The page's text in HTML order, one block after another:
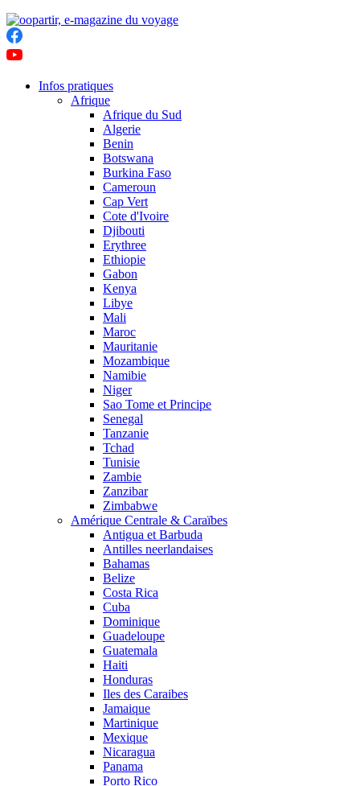
Infos pratiques
Afrique
Afrique du Sud
Algerie
Benin
Botswana
Burkina Faso
Cameroun
Cap Vert
Cote d'Ivoire
Djibouti
Erythree
Ethiopie
Gabon
Kenya
Libye
Mali
Maroc
Mauritanie
Mozambique
Namibie
Niger
Sao Tome et Principe
Senegal
Tanzanie
Tchad
Tunisie
Zambie
Zanzibar
Zimbabwe
Amérique Centrale & Caraïbes
Antigua et Barbuda
Antilles neerlandaises
Bahamas
Belize
Costa Rica
Cuba
Dominique
Guadeloupe
Guatemala
Haiti
Honduras
Iles des Caraibes
Jamaique
Martinique
Mexique
Nicaragua
Panama
Porto Rico